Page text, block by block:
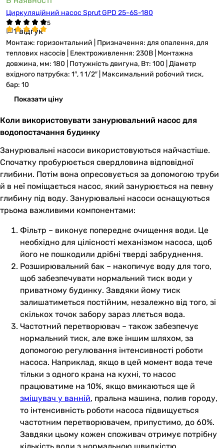
Циркуляційний насос Sprut GPD 25-6S-180
1 відгук
Монтаж: горизонтальний | Призначення: для опалення, для
теплових насосів | Електроживлення: 230В | Монтажна
довжина, мм: 180 | Потужність двигуна, Вт: 100 | Діаметр
вхідного патрубка: 1″, 1 1/2″ | Максимальний робочий тиск,
бар: 10
Показати ціну
Коли використовувати занурювальний насос для
водопостачання будинку
Занурювальні насоси використовуються найчастіше.
Спочатку пробурюється свердловина відповідної
глибини. Потім вона опресовується за допомогою труби
й в неї поміщається насос, який занурюється на певну
глибину під воду. Занурювальні насоси оснащуються
трьома важливими компонентами:
Фільтр – виконує попереднє очищення води. Це
необхідно для цілісності механізмом насоса, щоб
його не пошкодили дрібні тверді забруднення.
Розширювальний бак – накопичує воду для того,
щоб забезпечувати нормальний тиск води у
приватному будинку. Завдяки йому тиск
залишатиметься постійним, незалежно від того, зі
скількох точок забору зараз ллється вода.
Частотний перетворювач – також забезпечує
нормальний тиск, але вже іншим шляхом, за
допомогою регулювання інтенсивності роботи
насоса. Наприклад, якщо в цей момент вода тече
тільки з одного крана на кухні, то насос
працюватиме на 10%, якщо вмикаються ще й
змішувач у ванній, пральна машина, полив городу,
то інтенсивність роботи насоса підвищується
частотним перетворювачем, припустимо, до 60%.
Завдяки цьому кожен споживач отримує потрібну